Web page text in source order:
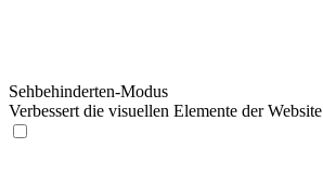
Sehbehinderten-Modus
Verbessert die visuellen Elemente der Website